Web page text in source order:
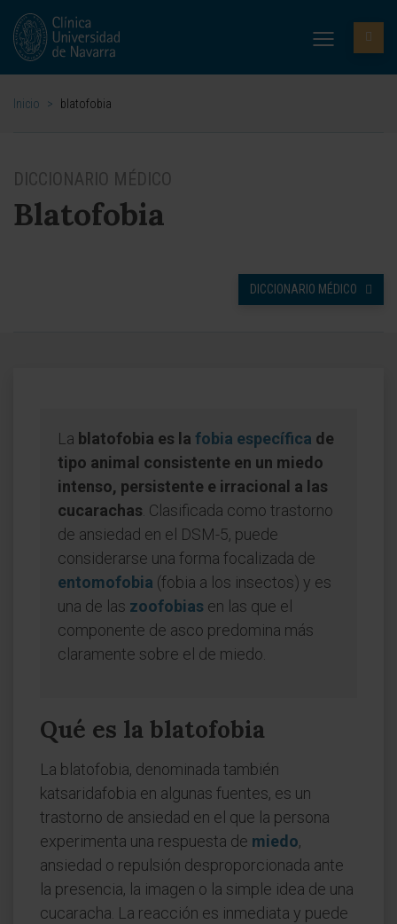
Inicio > blatofobia
DICCIONARIO MÉDICO
Blatofobia
DICCIONARIO MÉDICO
La blatofobia es la fobia específica de
tipo animal consistente en un miedo
intenso, persistente e irracional a las
cucarachas . Clasificada como trastorno
de ansiedad en el DSM-5, puede
considerarse una forma focalizada de
entomofobia (fobia a los insectos) y es
una de las zoofobias en las que el
componente de asco predomina más
claramente sobre el de miedo.
Qué es la blatofobia
La blatofobia, denominada también
katsaridafobia en algunas fuentes, es un
trastorno de ansiedad en el que la persona
experimenta una respuesta de miedo,
ansiedad o repulsión desproporcionada ante
la presencia, la imagen o la simple idea de una
cucaracha. La reacción es inmediata y puede